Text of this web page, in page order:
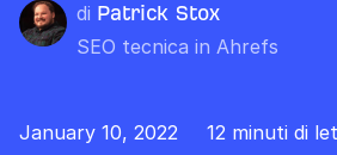
di Patrick Stox
SEO tecnica in Ahrefs
January 10, 2022 12 minuti di